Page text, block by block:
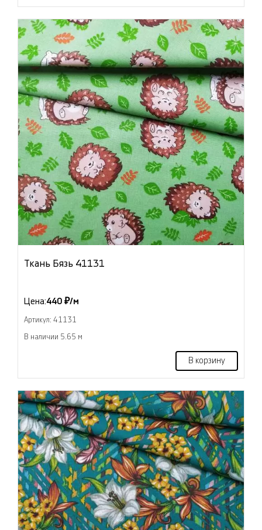
Ткань Бязь 41131
Цена:440 ₽/м
Артикул: 41131
В наличии 5.65 м
В корзину